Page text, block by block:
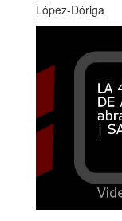
López-Dóriga